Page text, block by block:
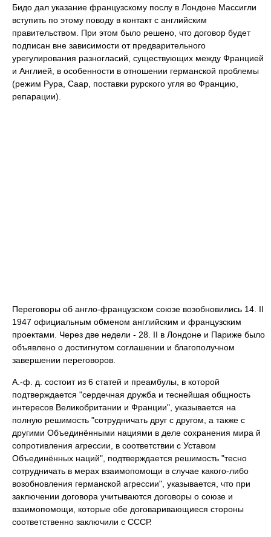
Бидо дал указание французскому послу в Лондоне Массигли
вступить по этому поводу в контакт с английским
правительством. При этом было решено, что договор будет
подписан вне зависимости от предварительного
урегулирования разногласий, существующих между Францией
и Англией, в особенности в отношении германской проблемы
(режим Рура, Саар, поставки рурского угля во Францию,
репарации).
Переговоры об англо-французском союзе возобновились 14. II
1947 официальным обменом английским и французским
проектами. Через две недели - 28. II в Лондоне и Париже было
объявлено о достигнутом соглашении и благополучном
завершении переговоров.
А.-ф. д. состоит из 6 статей и преамбулы, в которой
подтверждается "сердечная дружба и теснейшая общность
интересов Великобритании и Франции", указывается на
полную решимость "сотрудничать друг с другом, а также с
другими Объединёнными нациями в деле сохранения мира й
сопротивления агрессии, в соответствии с Уставом
Объединённых наций", подтверждается решимость "тесно
сотрудничать в мерах взаимопомощи в случае какого-либо
возобновления германской агрессии", указывается, что при
заключении договора учитываются договоры о союзе и
взаимопомощи, которые обе договаривающиеся стороны
соответственно заключили с СССР.